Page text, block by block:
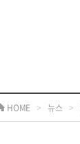
HOME > 뉴스 >